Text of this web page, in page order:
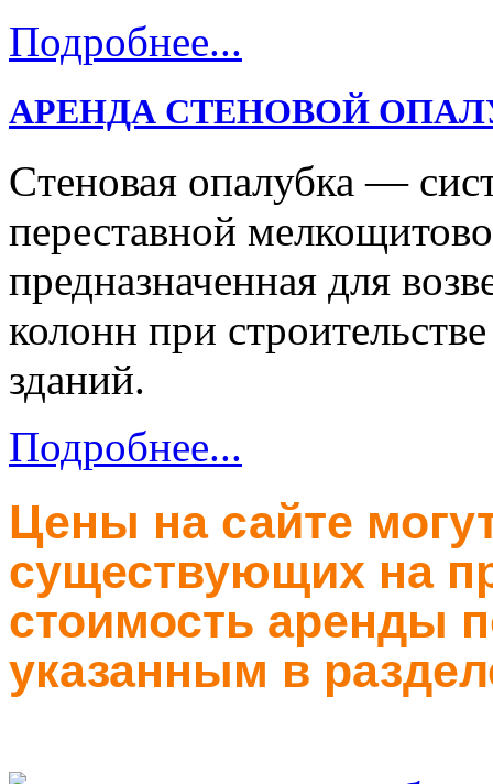
Подробнее...
АРЕНДА СТЕНОВОЙ
Cтеновая опалубка —
переставной
предназначенная для
колонн при
зданий.
Подробнее...
Цены на сайте
существующих на
стоимость аренды
указанным в